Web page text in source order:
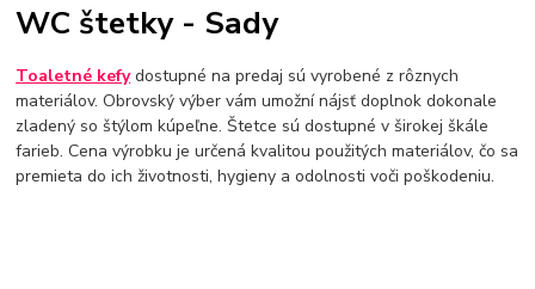
WC štetky - Sady
Toaletné kefydostupné na predaj sú vyrobené z rôznych
materiálov. Obrovský výber vám umožní nájsť doplnok dokonale
zladený so štýlom kúpeľne. Štetce sú dostupné v širokej škále
farieb. Cena výrobku je určená kvalitou použitých materiálov, čo sa
premieta do ich životnosti, hygieny a odolnosti voči poškodeniu.